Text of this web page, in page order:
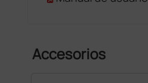
Accesorios